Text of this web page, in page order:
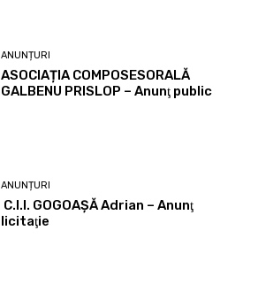
ANUNȚURI
ASOCIAȚIA COMPOSESORALĂ
GALBENU PRISLOP – Anunţ public
ANUNȚURI
C.I.I. GOGOAŞĂ Adrian – Anunţ
licitaţie